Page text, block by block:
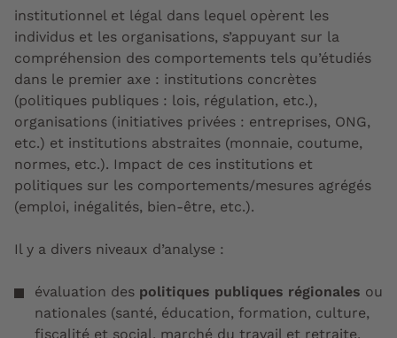
institutionnel et légal dans lequel opèrent les
individus et les organisations, s’appuyant sur la
compréhension des comportements tels qu’étudiés
dans le premier axe : institutions concrètes
(politiques publiques : lois, régulation, etc.),
organisations (initiatives privées : entreprises, ONG,
etc.) et institutions abstraites (monnaie, coutume,
normes, etc.). Impact de ces institutions et
politiques sur les comportements/mesures agrégés
(emploi, inégalités, bien-être, etc.).
Il y a divers niveaux d’analyse :
évaluation des politiques publiques régionales ou
nationales (santé, éducation, formation, culture,
fiscalité et social, marché du travail et retraite,